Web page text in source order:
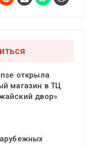
открыла
магазин в ТЦ
двор»